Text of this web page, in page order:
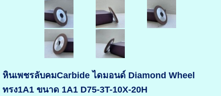
หินเพชรลับคมCarbide ไดมอนด์ Diamond Wheel
ทรง1A1 ขนาด 1A1 D75-3T-10X-20H